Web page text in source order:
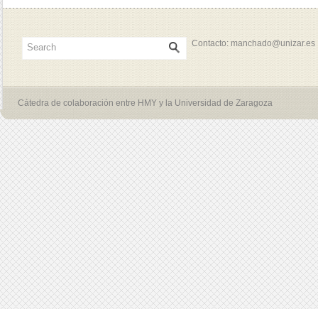
Contacto: manchado@unizar.es
Cátedra de colaboración entre HMY y la Universidad de Zaragoza